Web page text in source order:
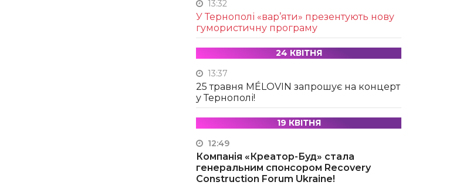
13:32
У Тернополі «вар’яти» презентують нову
гумористичну програму
24 КВІТНЯ
13:37
25 травня MÉLOVIN запрошує на концерт
у Тернополі!
19 КВІТНЯ
12:49
Компанія «Креатор-Буд» стала
генеральним спонсором Recovery
Construction Forum Ukraine!